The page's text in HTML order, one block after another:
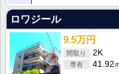
ロワジール
9.5万円
2K
41.92